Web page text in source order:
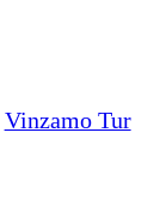
Vinzamo Tur